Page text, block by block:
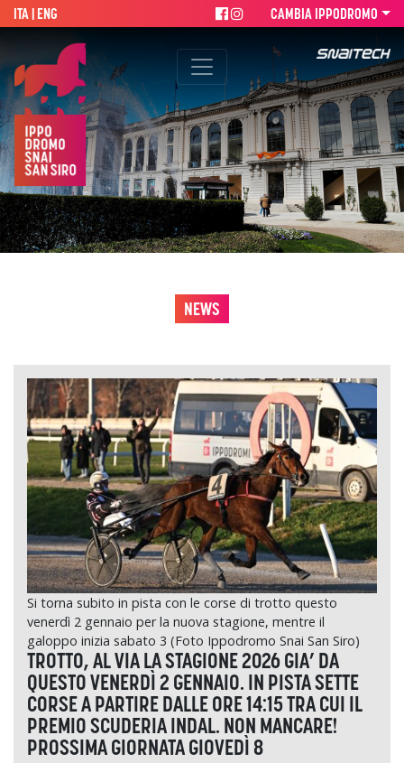
ITA | ENG CAMBIA IPPODROMO
NEWS
Si torna subito in pista con le corse di trotto questo
venerdì 2 gennaio per la nuova stagione, mentre il
galoppo inizia sabato 3 (Foto Ippodromo Snai San Siro)
TROTTO, AL VIA LA STAGIONE 2026 GIA’ DA
QUESTO VENERDÌ 2 GENNAIO. IN PISTA SETTE
CORSE A PARTIRE DALLE ORE 14:15 TRA CUI IL
PREMIO SCUDERIA INDAL. NON MANCARE!
PROSSIMA GIORNATA GIOVEDÌ 8